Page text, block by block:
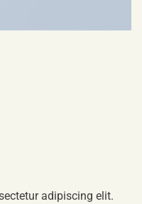
adipiscing elit.